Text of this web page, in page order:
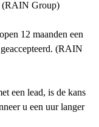
(RAIN Group)
12 maanden een
(RAIN
een lead, is de kans
u een uur langer